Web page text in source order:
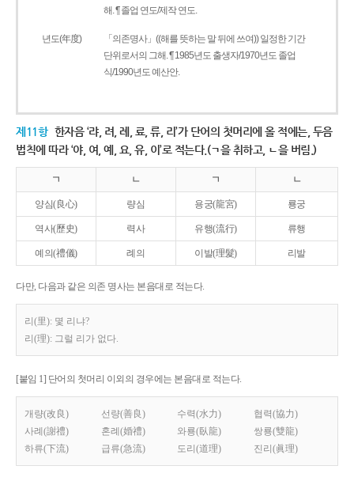
해. ¶ 졸업 연도/제작 연도.
년도(年度)
「의존명사」((해를 뜻하는 말 뒤에 쓰여)) 일정한 기간
단위로서의 그해. ¶ 1985년도 출생자/1970년도 졸업
식/1990년도 예산안.
제11항 한자음 ‘랴, 려, 례, 료, 류, 리’가 단어의 첫머리에 올 적에는, 두음
법칙에 따라 ‘야, 여, 예, 요, 유, 이’로 적는다.(ㄱ을 취하고, ㄴ을 버림.)
ㄱ ㄴ ㄱ ㄴ
양심(良心) 량심 용궁(龍宮) 룡궁
역사(歷史) 력사 유행(流行) 류행
예의(禮儀) 례의 이발(理髮) 리발
다만, 다음과 같은 의존 명사는 본음대로 적는다.
리(里): 몇 리냐?
리(理): 그럴 리가 없다.
[붙임 1] 단어의 첫머리 이외의 경우에는 본음대로 적는다.
개량(改良) 선량(善良) 수력(水力)
협력(協力)
사례(謝禮)
혼례(婚禮) 와룡(臥龍)
쌍룡(雙龍)
하류(下流)
급류(急流) 도리(道理) 진리(眞理)